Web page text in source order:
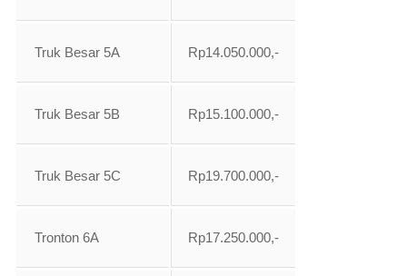
Truk Besar 5A Rp14.050.000,-
Truk Besar 5B Rp15.100.000,-
Truk Besar 5C Rp19.700.000,-
Tronton 6A Rp17.250.000,-